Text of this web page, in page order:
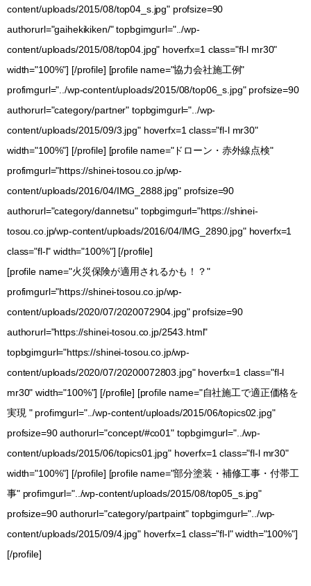
content/uploads/2015/08/top04_s.jpg" profsize=90
authorurl="gaihekikiken/" topbgimgurl="../wp-
content/uploads/2015/08/top04.jpg" hoverfx=1 class="fl-l mr30"
width="100%"] [/profile] [profile name="協力会社施工例"
profimgurl="../wp-content/uploads/2015/08/top06_s.jpg" profsize=90
authorurl="category/partner" topbgimgurl="../wp-
content/uploads/2015/09/3.jpg" hoverfx=1 class="fl-l mr30"
width="100%"] [/profile] [profile name="ドローン・赤外線点検"
profimgurl="https://shinei-tosou.co.jp/wp-
content/uploads/2016/04/IMG_2888.jpg" profsize=90
authorurl="category/dannetsu" topbgimgurl="https://shinei-
tosou.co.jp/wp-content/uploads/2016/04/IMG_2890.jpg" hoverfx=1
class="fl-l" width="100%"] [/profile]
[profile name="火災保険が適用されるかも！？"
profimgurl="https://shinei-tosou.co.jp/wp-
content/uploads/2020/07/2020072904.jpg" profsize=90
authorurl="https://shinei-tosou.co.jp/2543.html"
topbgimgurl="https://shinei-tosou.co.jp/wp-
content/uploads/2020/07/20200072803.jpg" hoverfx=1 class="fl-l
mr30" width="100%"] [/profile] [profile name="自社施工で適正価格を
実現 " profimgurl="../wp-content/uploads/2015/06/topics02.jpg"
profsize=90 authorurl="concept/#co01" topbgimgurl="../wp-
content/uploads/2015/06/topics01.jpg" hoverfx=1 class="fl-l mr30"
width="100%"] [/profile] [profile name="部分塗装・補修工事・付帯工
事" profimgurl="../wp-content/uploads/2015/08/top05_s.jpg"
profsize=90 authorurl="category/partpaint" topbgimgurl="../wp-
content/uploads/2015/09/4.jpg" hoverfx=1 class="fl-l" width="100%"]
[/profile]